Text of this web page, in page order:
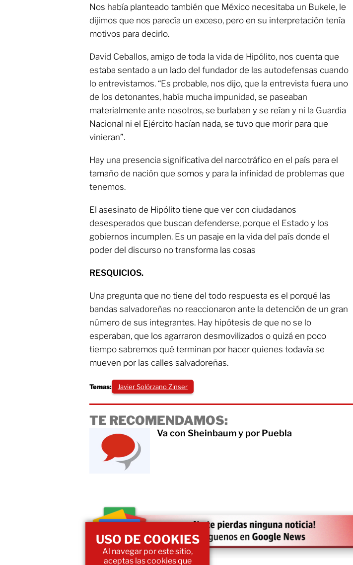
Nos había planteado también que México necesitaba un Bukele, le
dijimos que nos parecía un exceso, pero en su interpretación tenía
motivos para decirlo.
David Ceballos, amigo de toda la vida de Hipólito, nos cuenta que
estaba sentado a un lado del fundador de las autodefensas cuando
lo entrevistamos. “Es probable, nos dijo, que la entrevista fuera uno
de los detonantes, había mucha impunidad, se paseaban
materialmente ante nosotros, se burlaban y se reían y ni la Guardia
Nacional ni el Ejército hacían nada, se tuvo que morir para que
vinieran”.
Hay una presencia significativa del narcotráfico en el país para el
tamaño de nación que somos y para la infinidad de problemas que
tenemos.
El asesinato de Hipólito tiene que ver con ciudadanos
desesperados que buscan defenderse, porque el Estado y los
gobiernos incumplen. Es un pasaje en la vida del país donde el
poder del discurso no transforma las cosas
RESQUICIOS.
Una pregunta que no tiene del todo respuesta es el porqué las
bandas salvadoreñas no reaccionaron ante la detención de un gran
número de sus integrantes. Hay hipótesis de que no se lo
esperaban, que los agarraron desmovilizados o quizá en poco
tiempo sabremos qué terminan por hacer quienes todavía se
mueven por las calles salvadoreñas.
Temas: Javier Solórzano Zinser
TE RECOMENDAMOS:
Va con Sheinbaum y por Puebla
USO DE COOKIES
Al navegar por este sitio,
aceptas las cookies que